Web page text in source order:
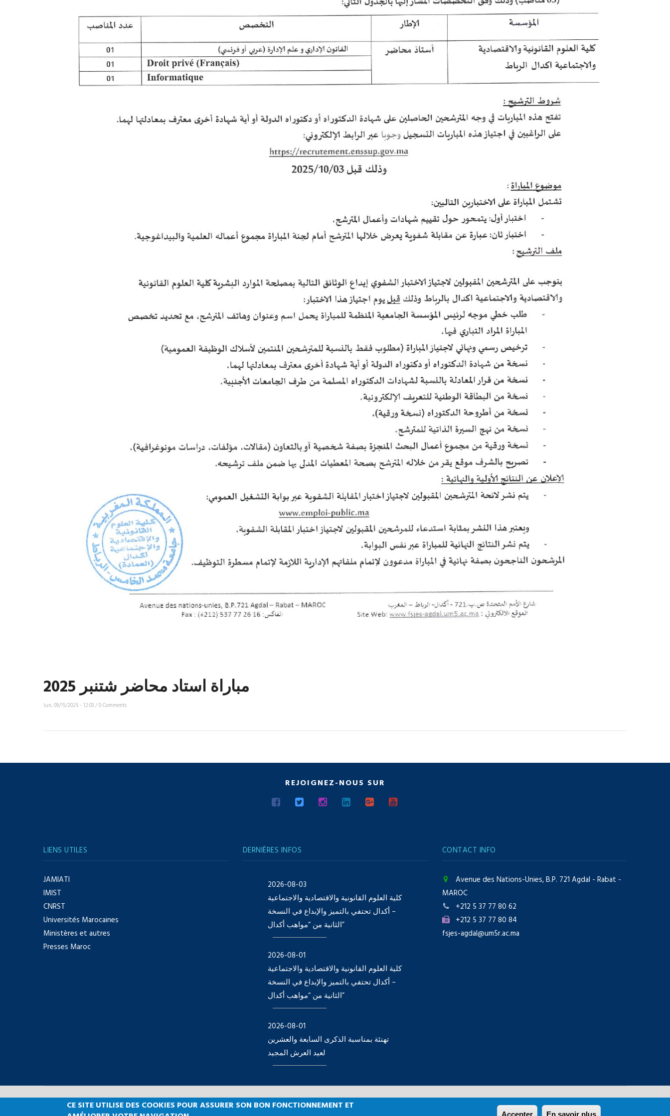
مباراة استاد محاضر شتنبر 2025
lun, 09/15/2025 - 12:03/0 Comments
REJOIGNEZ-NOUS SUR
LIENS UTILES
JAMIATI
IMIST
CNRST
Universités Marocaines
Ministères et autres
Presses Maroc
DERNIÈRES INFOS
2026-08-03
كلية العلوم القانونية والاقتصادية والاجتماعية
– أكدال تحتفي بالتميز والإبداع في النسخة
الثانية من “مواهب أكدال”
2026-08-01
كلية العلوم القانونية والاقتصادية والاجتماعية
– أكدال تحتفي بالتميز والإبداع في النسخة
الثانية من “مواهب أكدال”
2026-08-01
تهنئة بمناسبة الذكرى السابعة والعشرين
لعيد العرش المجيد
CONTACT INFO
Avenue des Nations-Unies, B.P. 721 Agdal - Rabat -
MAROC
+212 5 37 77 80 62
+212 5 37 77 80 84
fsjes-agdal@um5r.ac.ma
Copyright © 2021 Faculté des Sciences Juridiques, Economiques et Sociales, Agdal Rabat
CE SITE UTILISE DES COOKIES POUR ASSURER SON BON FONCTIONNEMENT ET
Accepter En savoir plus